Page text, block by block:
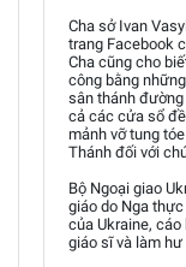
Cha sở Ivan
trang Facebook
Cha cũng cho
công bằng
sân thánh
cả các cửa sổ
mảnh vỡ tung
Thánh đối với
Bộ Ngoại giao
giáo do Nga
của Ukraine,
giáo sĩ và làm hư